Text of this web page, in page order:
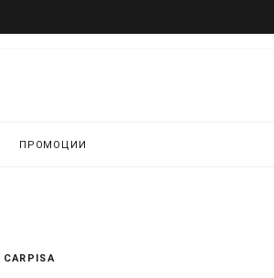
ПРОМОЦИИ
CARPISA